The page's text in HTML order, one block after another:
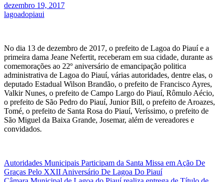
dezembro 19, 2017
lagoadopiaui
No dia 13 de dezembro de 2017, o prefeito de Lagoa do Piauí e a
primeira dama Jeane Nefertit, receberam em sua cidade, durante as
comemorações ao 22º aniversário de emancipação politica
administrativa de Lagoa do Piauí, várias autoridades, dentre elas, o
deputado Estadual Wilson Brandão, o prefeito de Francisco Ayres,
Valkir Nunes, o prefeito de Campo Largo do Piauí, Rômulo Aécio,
o prefeito de São Pedro do Piauí, Junior Bill, o prefeito de Aroazes,
Tomé, o prefeito de Santa Rosa do Piauí, Veríssimo, o prefeito de
São Miguel da Baixa Grande, Josemar, além de vereadores e
convidados.
Navegação
de
Autoridades Municipais Participam da Santa Missa em Ação De
Graças Pelo XXII Aniversário De Lagoa Do Piauí